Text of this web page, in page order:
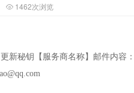
1462次浏览
新秘钥【服务商名称】邮件内容